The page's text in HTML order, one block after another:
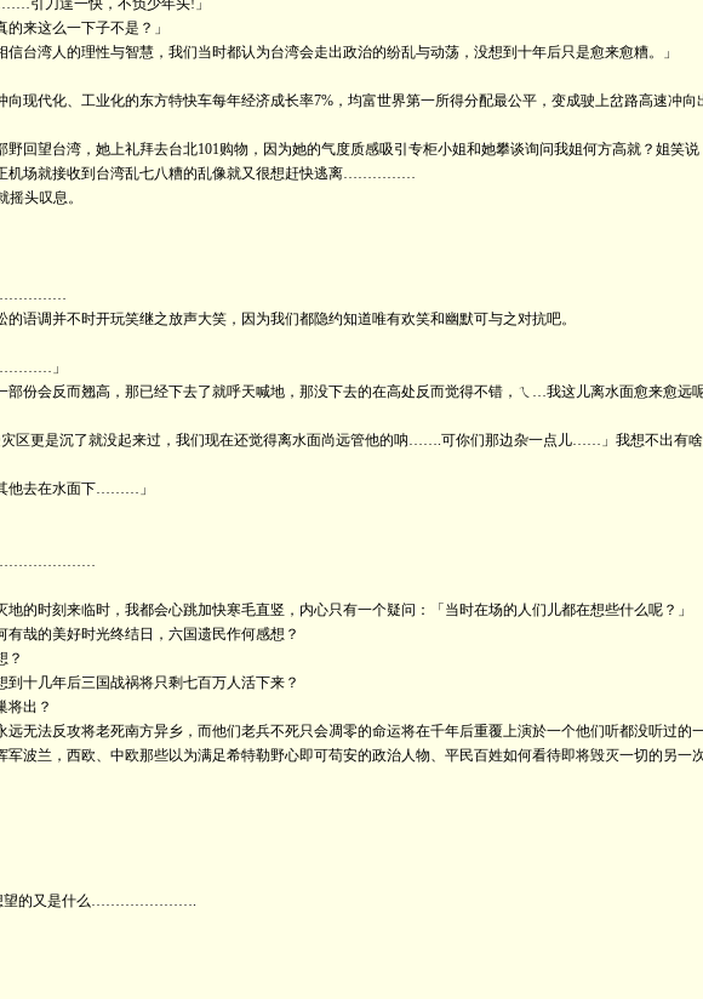
引刀逞一快，不负少年头!」
来这么一下子不是？」
湾人的理性与智慧，我们当时都认为台湾会走出政治的纷乱与动荡，没想到十年后只是愈来愈糟。」
现代化、工业化的东方特快车每年经济成长率7%，均富世界第一所得分配最公平，变成驶上岔路高速
望台湾，她上礼拜去台北101购物，因为她的气度质感吸引专柜小姐和她攀谈询问我姐何方高就？姐笑
机场就接收到台湾乱七八糟的乱像就又很想赶快逃离……………
头叹息。
……………
调并不时开玩笑继之放声大笑，因为我们都隐约知道唯有欢笑和幽默可与之对抗吧。
…………」
份会反而翘高，那已经下去了就呼天喊地，那没下去的在高处反而觉得不错，ㄟ…我这儿离水面愈来愈
更是沉了就没起来过，我们现在还觉得离水面尚远管他的呐…….可你们那边杂一点儿……」我想不出有
他去在水面下………」
………………………
时刻来临时，我都会心跳加快寒毛直竖，内心只有一个疑问：「当时在场的人们儿都在想些什么呢？」
哉的美好时光终结日，六国遗民作何感想？
？
十几年后三国战祸将只剩七百万人活下来？
出？
法反攻将老死南方异乡，而他们老兵不死只会凋零的命运将在千年后重覆上演於一个他们听都没听过的
兰，西欧、中欧那些以为满足希特勒野心即可苟安的政治人物、平民百姓如何看待即将毁灭一切的另一
望的又是什么………………….